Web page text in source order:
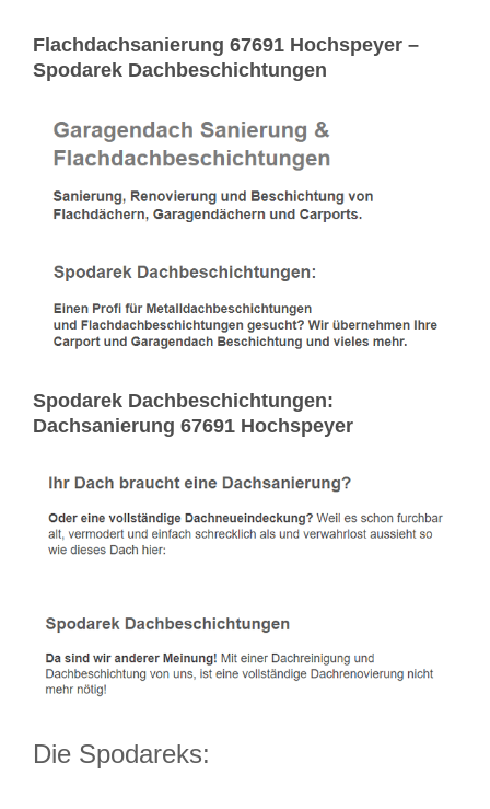
Flachdachsanierung 67691 Hochspeyer –
Spodarek Dachbeschichtungen
Spodarek Dachbeschichtungen:
Dachsanierung 67691 Hochspeyer
Die Spodareks: